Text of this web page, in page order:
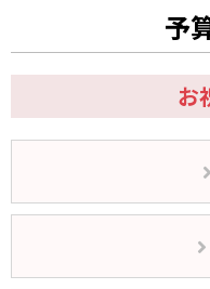
予
お